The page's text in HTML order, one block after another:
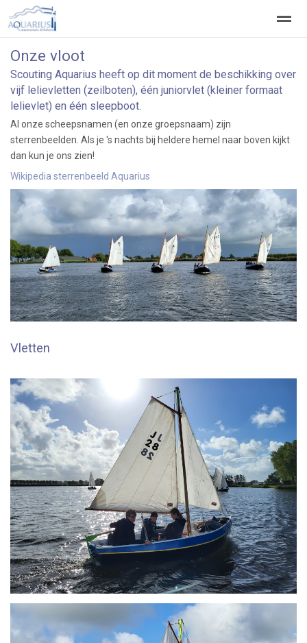
Welkom Welpen
Home Zoeken
Onze vloot
Scouting Aquarius heeft op dit moment de beschikking over
vijf lelievletten (zeilboten), één juniorvlet (kleiner formaat
lelievlet) en één sleepboot.
Al onze scheepsnamen (en onze groepsnaam) zijn
sterrenbeelden. Als je 's nachts bij heldere hemel naar boven kijkt
dan kun je ons zien!
Wikipedia sterrenbeeld Aquarius
Vletten